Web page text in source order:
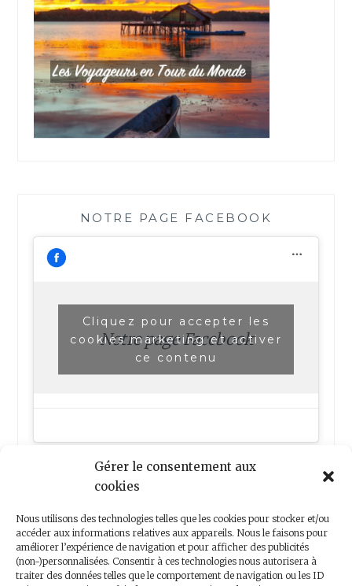
Gérer le consentement aux
cookies
Nous utilisons des technologies telles que les cookies pour stocker et/ou
accéder aux informations relatives aux appareils. Nous le faisons pour
améliorer l’expérience de navigation et pour afficher des publicités
(non-)personnalisées. Consentir à ces technologies nous autorisera à
traiter des données telles que le comportement de navigation ou les ID
NOTRE PAGE FACEBOOK
Notre page Facebook
Cliquez pour accepter les
cookies marketing et activer
ce contenu
Nous contacter